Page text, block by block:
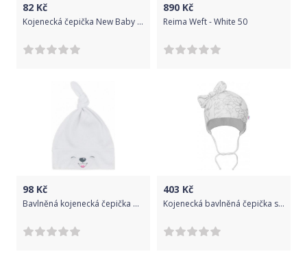
82 Kč
Kojenecká čepička New Baby Mouse bílá, Bílá, 80/86
890 Kč
Reima Weft - White 50
98 Kč
Bavlněná kojenecká čepička Bobas Fashion Lucky bílá, Bílá, 62 (3-6m)
403 Kč
Kojenecká bavlněná čepička s mašličkou New Baby NUNU bílá, Bílá, 74 (6-9m)